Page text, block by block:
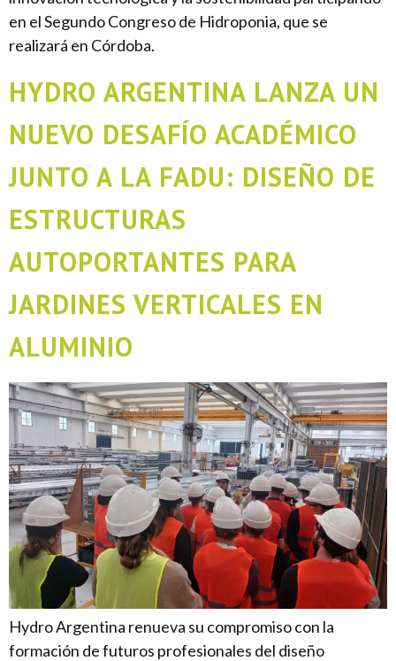
en el Segundo Congreso de Hidroponia, que se
realizará en Córdoba.
HYDRO ARGENTINA LANZA UN
NUEVO DESAFÍO ACADÉMICO
JUNTO A LA FADU: DISEÑO DE
ESTRUCTURAS
AUTOPORTANTES PARA
JARDINES VERTICALES EN
ALUMINIO
Hydro Argentina renueva su compromiso con la
formación de futuros profesionales del diseño